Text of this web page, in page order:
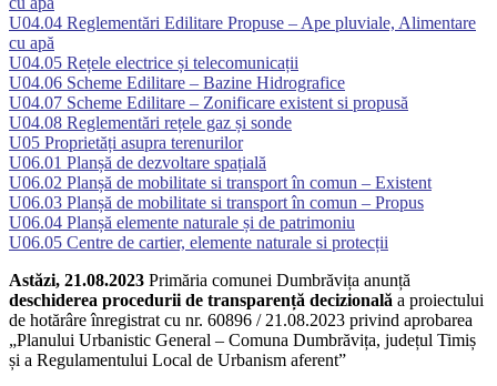
U04.04 Reglementări Edilitare Propuse – Ape pluviale, Alimentare
cu apă
U04.05 Rețele electrice și telecomunicații
U04.06 Scheme Edilitare – Bazine Hidrografice
U04.07 Scheme Edilitare – Zonificare existent si propusă
U04.08 Reglementări rețele gaz și sonde
U05 Proprietăți asupra terenurilor
U06.01 Planșă de dezvoltare spațială
U06.02 Planșă de mobilitate si transport în comun – Existent
U06.03 Planșă de mobilitate si transport în comun – Propus
U06.04 Planșă elemente naturale și de patrimoniu
U06.05 Centre de cartier, elemente naturale si protecții
Astăzi, 21.08.2023 Primăria comunei Dumbrăvița anunță
deschiderea procedurii de transparență decizională a proiectului
de hotărâre înregistrat cu nr. 60896 / 21.08.2023 privind aprobarea
„Planului Urbanistic General – Comuna Dumbrăvița, județul Timiș
și a Regulamentului Local de Urbanism aferent”